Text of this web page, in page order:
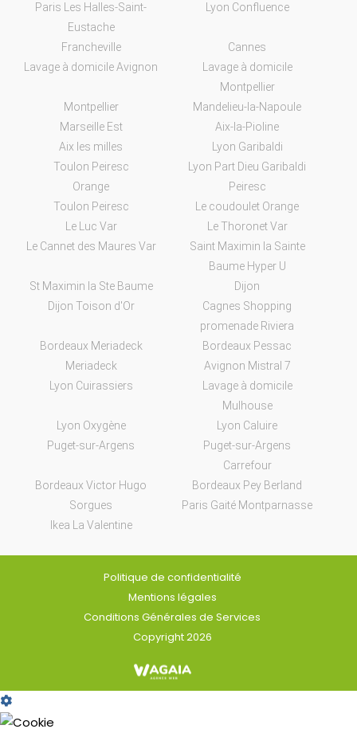
Paris Les Halles-Saint-
Eustache
Lyon Confluence
Francheville
Cannes
Lavage à domicile Avignon
Lavage à domicile
Montpellier
Montpellier
Mandelieu-la-Napoule
Marseille Est
Aix-la-Pioline
Aix les milles
Lyon Garibaldi
Toulon Peiresc
Lyon Part Dieu Garibaldi
Orange
Peiresc
Toulon Peiresc
Le coudoulet Orange
Le Luc Var
Le Thoronet Var
Le Cannet des Maures Var
Saint Maximin la Sainte
Baume Hyper U
St Maximin la Ste Baume
Dijon
Dijon Toison d'Or
Cagnes Shopping
promenade Riviera
Bordeaux Meriadeck
Bordeaux Pessac
Meriadeck
Avignon Mistral 7
Lyon Cuirassiers
Lavage à domicile
Mulhouse
Lyon Oxygène
Lyon Caluire
Puget-sur-Argens
Puget-sur-Argens
Carrefour
Bordeaux Victor Hugo
Bordeaux Pey Berland
Sorgues
Paris Gaité Montparnasse
Ikea La Valentine
Politique de confidentialité
Mentions légales
Conditions Générales de Services
Copyright 2026
Cookie
Box